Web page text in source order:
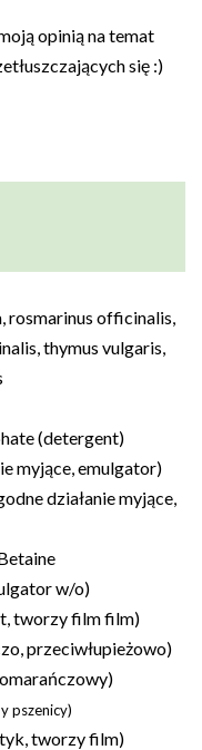
opinią na temat
się :)
rosmarinus officinalis,
thymus vulgaris,
(detergent)
myjące, emulgator)
działanie myjące,
w/o)
tworzy film film)
przeciwłupieżowo)
pszenicy)
tworzy film)